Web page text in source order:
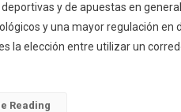
deportivas y de apuestas en
y una mayor regulación en
la elección entre utilizar un
Reading